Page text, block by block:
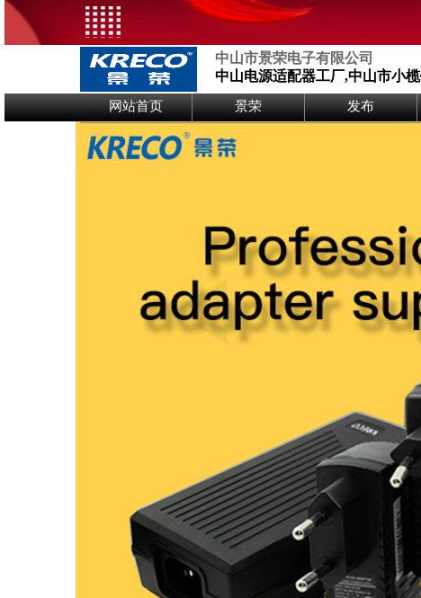
Logo Picture
中山市景荣电子有限公司
中山电源适配器工厂,中山市小
网站首页 景荣 发布